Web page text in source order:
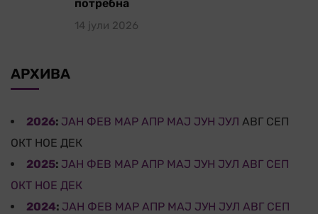
потребна
14 јули 2026
АРХИВА
2026: ЈАН ФЕВ МАР АПР МАЈ ЈУН ЈУЛ АВГ СЕП
ОКТ НОЕ ДЕК
2025: ЈАН ФЕВ МАР АПР МАЈ ЈУН ЈУЛ АВГ СЕП
ОКТ НОЕ ДЕК
2024: ЈАН ФЕВ МАР АПР МАЈ ЈУН ЈУЛ АВГ СЕП